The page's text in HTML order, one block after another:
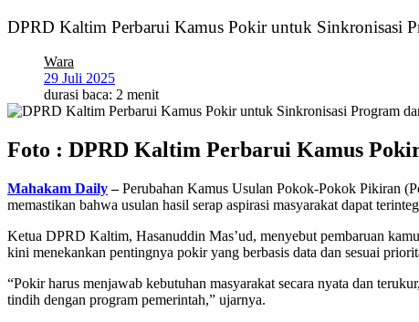
DPRD Kaltim Perbarui Kamus Pokir untuk Sinkronisasi
Wara
29 Juli 2025
durasi baca: 2 menit
Foto : DPRD Kaltim Perbarui Kamus
Mahakam Daily–Perubahan Kamus Usulan Pokok-Pokok Pikiran
memastikan bahwa usulan hasil serap aspirasi masyarakat dapat
Ketua DPRD Kaltim, Hasanuddin Mas’ud, menyebut pembaruan
kini menekankan pentingnya pokir yang berbasis data dan sesuai
“Pokir harus menjawab kebutuhan masyarakat secara nyata dan
tindih dengan program pemerintah,” ujarnya.